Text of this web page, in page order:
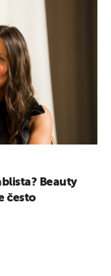
Beauty
često